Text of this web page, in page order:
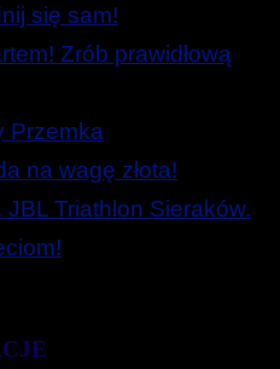
się sam!
Zrób prawidłową
Przemka
na wagę złota!
Triathlon Sieraków.